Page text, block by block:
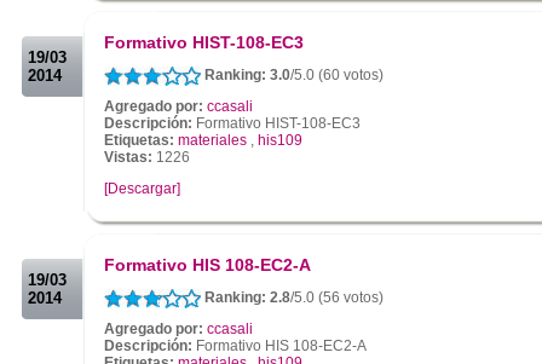
19/03
2014
Formativo HIST-108-EC3
Ranking: 3.0/5.0 (60 votos)
Agregado por: ccasali
Descripción: Formativo HIST-108-EC3
Etiquetas: materiales
his109
Vistas: 1226
[Descargar]
19/03
2014
Formativo HIS 108-EC2-A
Ranking: 2.8/5.0 (56 votos)
Agregado por: ccasali
Descripción: Formativo HIS 108-EC2-A